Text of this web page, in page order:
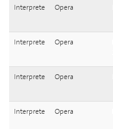
Interprete Opera
Interprete Opera
Interprete Opera
Interprete Opera